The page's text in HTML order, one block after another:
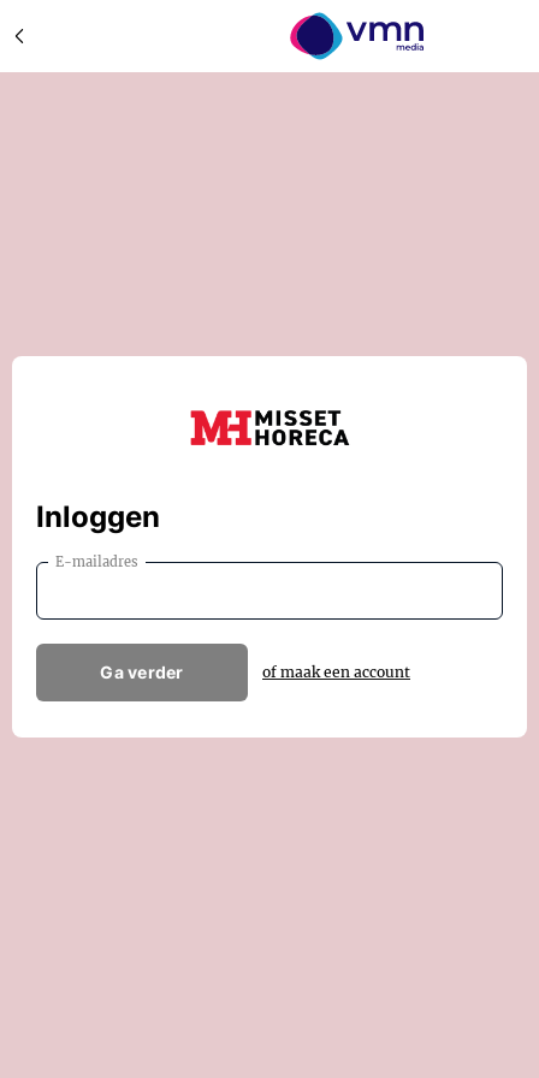
Inloggen
E-mailadres
Ga verder of maak een account